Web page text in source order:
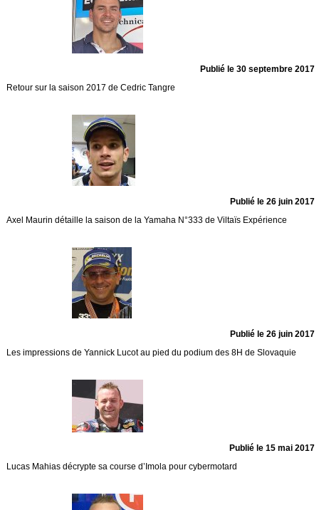
Publié le 30 septembre 2017
Retour sur la saison 2017 de Cedric Tangre
Publié le 26 juin 2017
Axel Maurin détaille la saison de la Yamaha N°333 de Viltaïs Expérience
Publié le 26 juin 2017
Les impressions de Yannick Lucot au pied du podium des 8H de Slovaquie
Publié le 15 mai 2017
Lucas Mahias décrypte sa course d’Imola pour cybermotard